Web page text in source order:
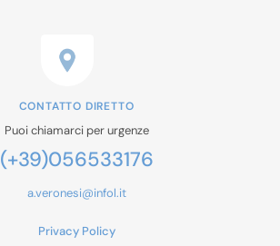
CONTATTO DIRETTO
Puoi chiamarci per urgenze
(+39)056533176
a.veronesi@infol.it
Privacy Policy